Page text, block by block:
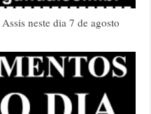
neste dia 7 de agosto